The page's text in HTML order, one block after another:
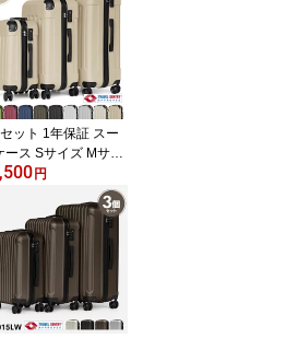
MAX 3サイズSET
ロック 拡張 ロック
ストッパー付き ド
クホルダー USB 充
ット 1年保証 スー
ース Sサイズ Mサイ
サイズ 機内持ち込み
SET Kevala LIGHT W
KV-001LW スーツ
ス 3サイズSET キャ
バッグ キャリーケー
量 3個 旅行バック
円